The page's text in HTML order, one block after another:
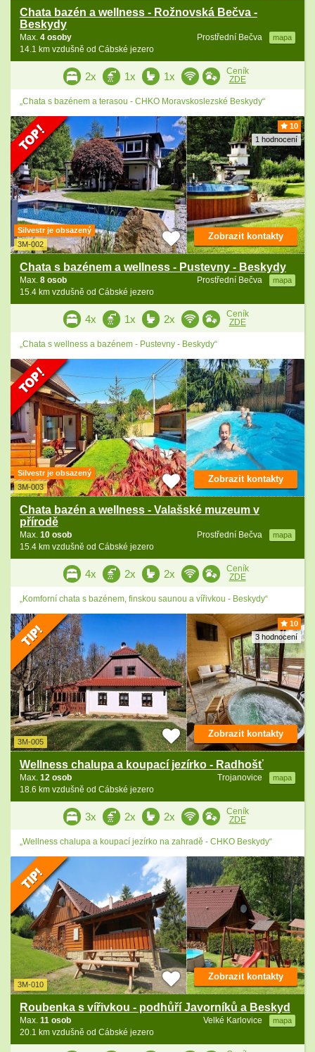
Chata bazén a wellness - Rožnovská Bečva -
Beskydy
Prostřední Bečva mapa
Max. 4 osoby
14.1 km vzdušně od Cábské jezero
2x 1x 1x
Ceník
ZDE
„Chata s bazénem a terasou - CHKO Moravskoslezské Beskydy“
10
1 hodnocení
Silvestr je obsazený
3M-002
Chata s bazénem a wellness - Pustevny - Beskydy
Prostřední Bečva mapa
Max. 8 osob
15.4 km vzdušně od Cábské jezero
Zobrazit kontakty
4x 1x 2x
Ceník
ZDE
„Chata s wellness a bazénem - Pustevny - Beskydy“
Silvestr je obsazený
3M-003
Chata bazén a wellness - Valašské muzeum v
přírodě
Prostřední Bečva mapa
Max. 10 osob
15.4 km vzdušně od Cábské jezero
Zobrazit kontakty
4x 2x 2x
Ceník
ZDE
„Komforní chata s bazénem, finskou saunou a vířivkou - Beskydy“
10
3 hodnocení
3M-005
Wellness chalupa a koupací jezírko - Radhošť
Trojanovice mapa
Max. 12 osob
18.6 km vzdušně od Cábské jezero
Zobrazit kontakty
3x 2x 2x
Ceník
ZDE
„Wellness chalupa a koupací jezírko na zahradě - CHKO Beskydy“
3M-010
Roubenka s vířivkou - podhůří Javorníků a Beskyd
Velké Karlovice mapa
Max. 11 osob
20.1 km vzdušně od Cábské jezero
Zobrazit kontakty